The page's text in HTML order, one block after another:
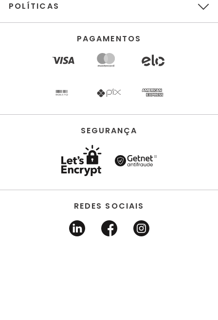
POLÍTICAS
PAGAMENTOS
SEGURANÇA
REDES SOCIAIS